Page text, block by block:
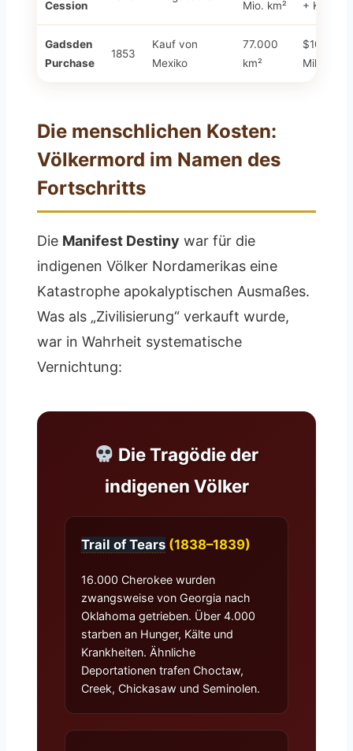
Cession Mio. km² + Krieg
Gadsden
Purchase
1853
Kauf von
Mexiko
77.000
km²
$10
Millionen
Die menschlichen Kosten:
Völkermord im Namen des
Fortschritts
Die Manifest Destiny war für die
indigenen Völker Nordamerikas eine
Katastrophe apokalyptischen Ausmaßes.
Was als „Zivilisierung“ verkauft wurde,
war in Wahrheit systematische
Vernichtung:
Die Tragödie der
indigenen Völker
Trail of Tears (1838–1839)
16.000 Cherokee wurden
zwangsweise von Georgia nach
Oklahoma getrieben. Über 4.000
starben an Hunger, Kälte und
Krankheiten. Ähnliche
Deportationen trafen Choctaw,
Creek, Chickasaw und Seminolen.